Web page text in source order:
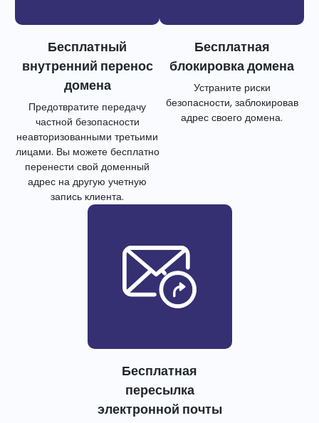
Бесплатный
внутренний перенос
домена
Предотвратите передачу
частной безопасности
неавторизованными третьими
лицами. Вы можете бесплатно
перенести свой доменный
адрес на другую учетную
запись клиента.
Бесплатная
блокировка домена
Устраните риски
безопасности, заблокировав
адрес своего домена.
Бесплатная
пересылка
электронной почты